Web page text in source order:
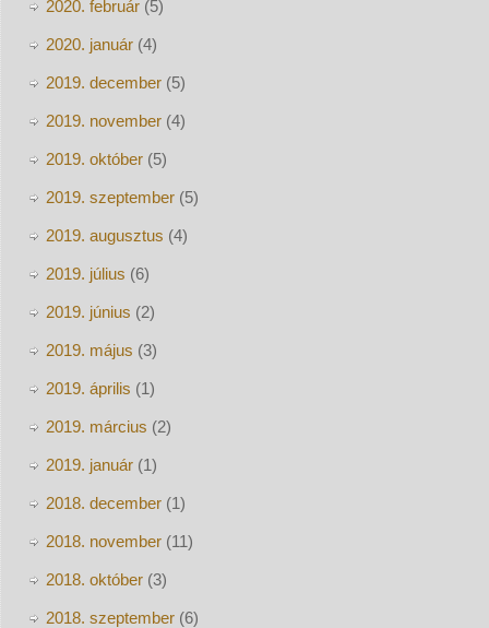
2020. február(5)
2020. január(4)
2019. december(5)
2019. november(4)
2019. október(5)
2019. szeptember(5)
2019. augusztus (4)
2019. július (6)
2019. június (2)
2019. május (3)
2019. április (1)
2019. március (2)
2019. január(1)
2018. december(1)
2018. november(11)
2018. október(3)
2018. szeptember(6)